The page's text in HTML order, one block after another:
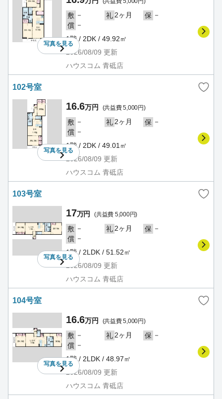
写真を見る
敷 － 礼 2ヶ月 保 －
償 －
1階 / 2DK / 49.92㎡
2026/08/09 更新
ハウスコム 青砥店
102号室
写真を見る
16.6万円 (共益費 5,000円)
敷 － 礼 2ヶ月 保 －
償 －
1階 / 2DK / 49.01㎡
2026/08/09 更新
ハウスコム 青砥店
103号室
写真を見る
17万円 (共益費 5,000円)
敷 － 礼 2ヶ月 保 －
償 －
1階 / 2LDK / 51.52㎡
2026/08/09 更新
ハウスコム 青砥店
104号室
写真を見る
16.6万円 (共益費 5,000円)
敷 － 礼 2ヶ月 保 －
償 －
1階 / 2LDK / 48.97㎡
2026/08/09 更新
ハウスコム 青砥店